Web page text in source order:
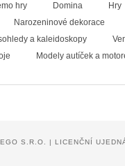
hry Domina
Hry
Narozeninové dekorace
a kaleidoskopy
Modely autíček a
S.R.O. | LICENČNÍ